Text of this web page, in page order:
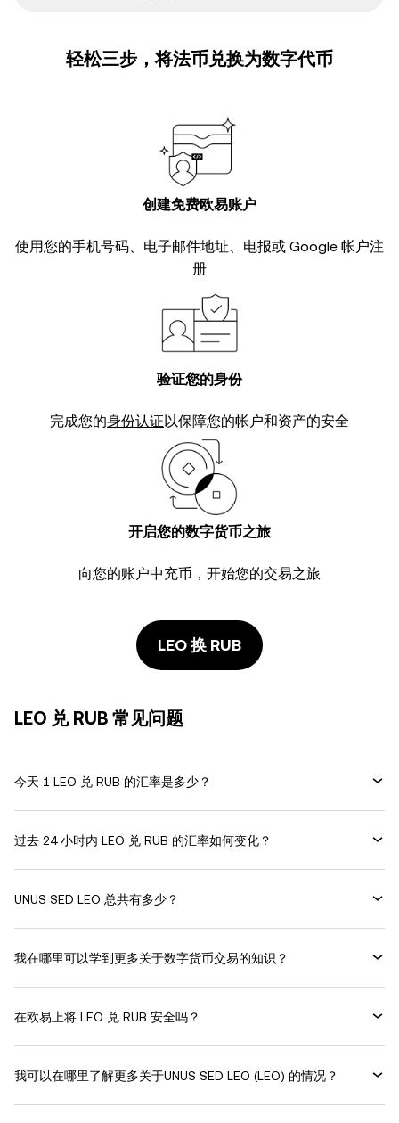
轻松三步，将法币兑换为数字代币
创建免费欧易账户
使用您的手机号码、电子邮件地址、电报或 Google 帐户注
册
验证您的身份
完成您的身份认证以保障您的帐户和资产的安全
开启您的数字货币之旅
向您的账户中充币，开始您的交易之旅
LEO 换 RUB
LEO 兑 RUB 常见问题
今天 1 LEO 兑 RUB 的汇率是多少？
过去 24 小时内 LEO 兑 RUB 的汇率如何变化？
UNUS SED LEO 总共有多少？
我在哪里可以学到更多关于数字货币交易的知识？
在欧易上将 LEO 兑 RUB 安全吗？
我可以在哪里了解更多关于UNUS SED LEO (LEO) 的情况？